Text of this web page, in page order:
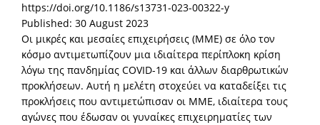
Access to EKT
https://doi.org/10.1186/s13731-023-00322-y
Published: 30 August 2023
Οι μικρές και μεσαίες επιχειρήσεις (ΜΜΕ) σε όλο τον
κόσμο αντιμετωπίζουν μια ιδιαίτερα περίπλοκη κρίση
λόγω της πανδημίας COVID-19 και άλλων διαρθρωτικών
προκλήσεων. Αυτή η μελέτη στοχεύει να καταδείξει τις
προκλήσεις που αντιμετώπισαν οι ΜΜΕ, ιδιαίτερα τους
αγώνες που έδωσαν οι γυναίκες επιχειρηματίες των